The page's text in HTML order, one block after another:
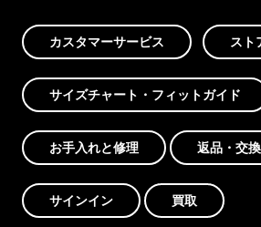
カスタマーサービス スト
サイズチャート・フィットガイド
お手入れと修理 返品・交換
サインイン 買取